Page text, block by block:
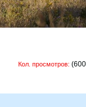
Кол. просмотров: